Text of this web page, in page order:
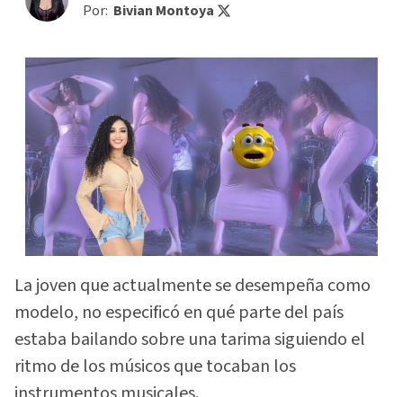
Por: Bivian Montoya
La joven que actualmente se desempeña como
modelo, no especificó en qué parte del país
estaba bailando sobre una tarima siguiendo el
ritmo de los músicos que tocaban los